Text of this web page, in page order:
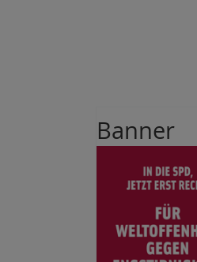
Banner